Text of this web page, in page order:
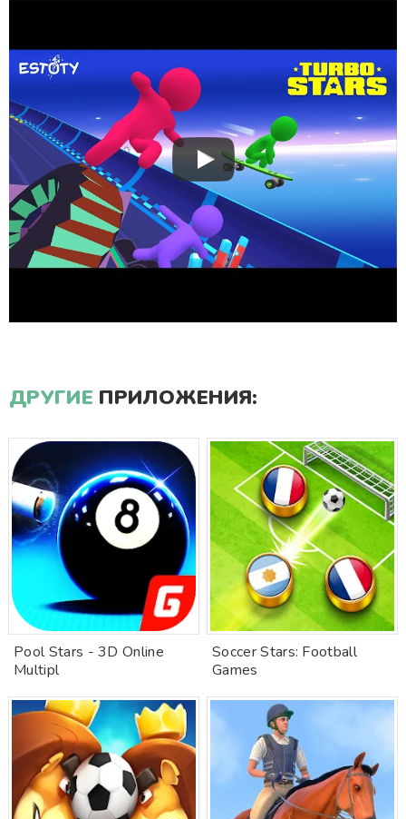
ДРУГИЕ ПРИЛОЖЕНИЯ:
Pool Stars - 3D Online
Multipl
Soccer Stars: Football
Games